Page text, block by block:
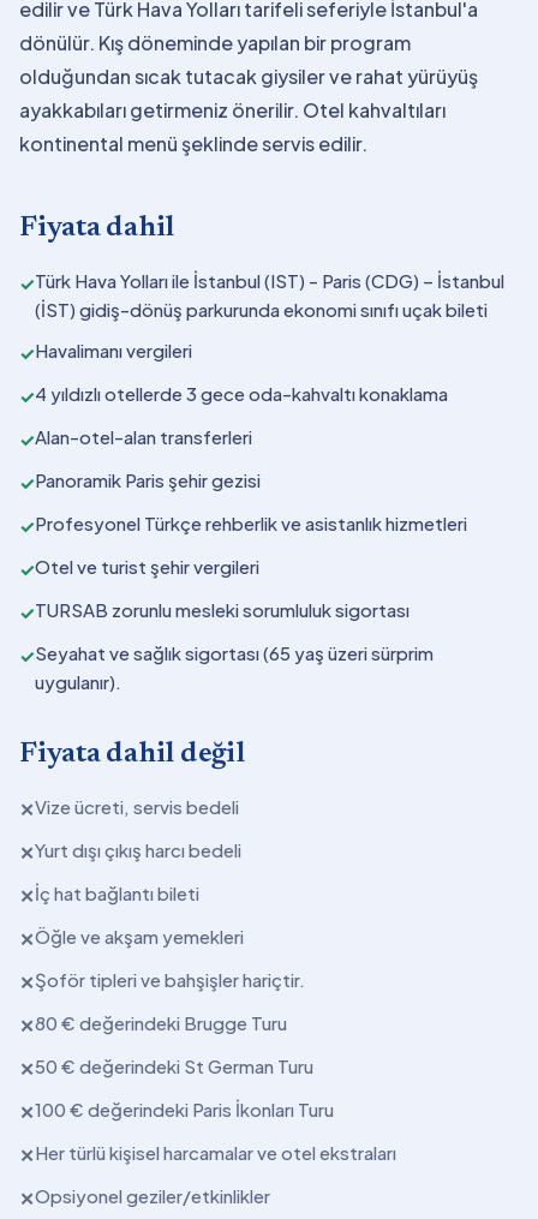
edilir ve Türk Hava Yolları tarifeli seferiyle İstanbul'a
dönülür. Kış döneminde yapılan bir program
olduğundan sıcak tutacak giysiler ve rahat yürüyüş
ayakkabıları getirmeniz önerilir. Otel kahvaltıları
kontinental menü şeklinde servis edilir.
Fiyata dahil
✓Türk Hava Yolları ile İstanbul (IST) - Paris (CDG) – İstanbul
(İST) gidiş-dönüş parkurunda ekonomi sınıfı uçak bileti
✓Havalimanı vergileri
✓4 yıldızlı otellerde 3 gece oda-kahvaltı konaklama
✓Alan-otel-alan transferleri
✓Panoramik Paris şehir gezisi
✓Profesyonel Türkçe rehberlik ve asistanlık hizmetleri
✓Otel ve turist şehir vergileri
✓TURSAB zorunlu mesleki sorumluluk sigortası
✓Seyahat ve sağlık sigortası (65 yaş üzeri sürprim
uygulanır).
Fiyata dahil değil
✕Vize ücreti, servis bedeli
✕Yurt dışı çıkış harcı bedeli
✕İç hat bağlantı bileti
✕Öğle ve akşam yemekleri
✕Şoför tipleri ve bahşişler hariçtir.
✕80 € değerindeki Brugge Turu
✕50 € değerindeki St German Turu
✕100 € değerindeki Paris İkonları Turu
✕Her türlü kişisel harcamalar ve otel ekstraları
✕Opsiyonel geziler/etkinlikler